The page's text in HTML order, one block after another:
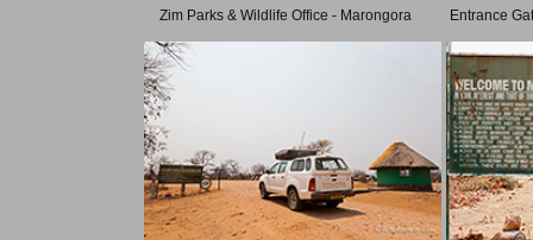
Zim Parks & Wildlife Office - Marongora Entrance